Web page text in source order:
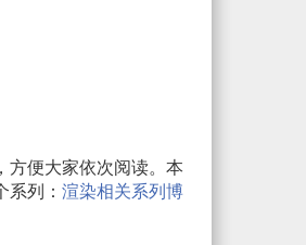
方便大家依次阅读。本
列： 渲染相关系列博